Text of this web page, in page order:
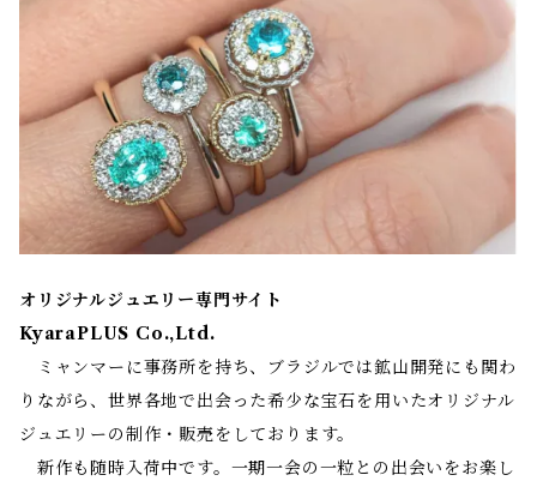
オリジナルジュエリー専門サイト
KyaraPLUS Co.,Ltd.
ミャンマーに事務所を持ち、ブラジルでは鉱山開発にも関わ
りながら、世界各地で出会った希少な宝石を用いたオリジナル
ジュエリーの制作・販売をしております。
新作も随時入荷中です。一期一会の一粒との出会いをお楽し